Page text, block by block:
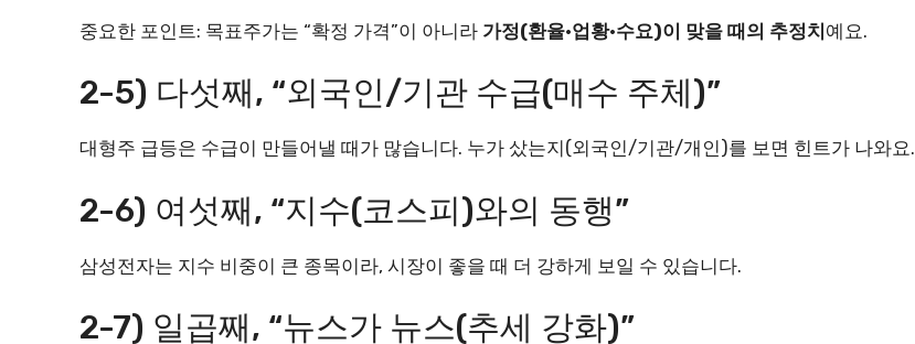
중요한 포인트: 목표주가는 “확정 가격”이 아니라 가정(환율·업황·수요)이 맞을 때의 추정치예요.
2-5) 다섯째, “외국인/기관 수급(매수 주체)”
대형주 급등은 수급이 만들어낼 때가 많습니다. 누가 샀는지(외국인/기관/개인)를 보면 힌트가 나와요.
2-6) 여섯째, “지수(코스피)와의 동행”
삼성전자는 지수 비중이 큰 종목이라, 시장이 좋을 때 더 강하게 보일 수 있습니다.
2-7) 일곱째, “뉴스가 뉴스(추세 강화)”